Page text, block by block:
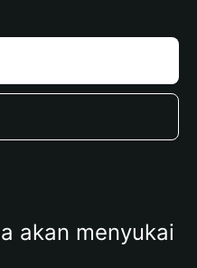
akan menyukai